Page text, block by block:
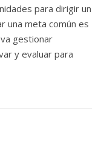
para dirigir un
una meta común es
gestionar
y evaluar para